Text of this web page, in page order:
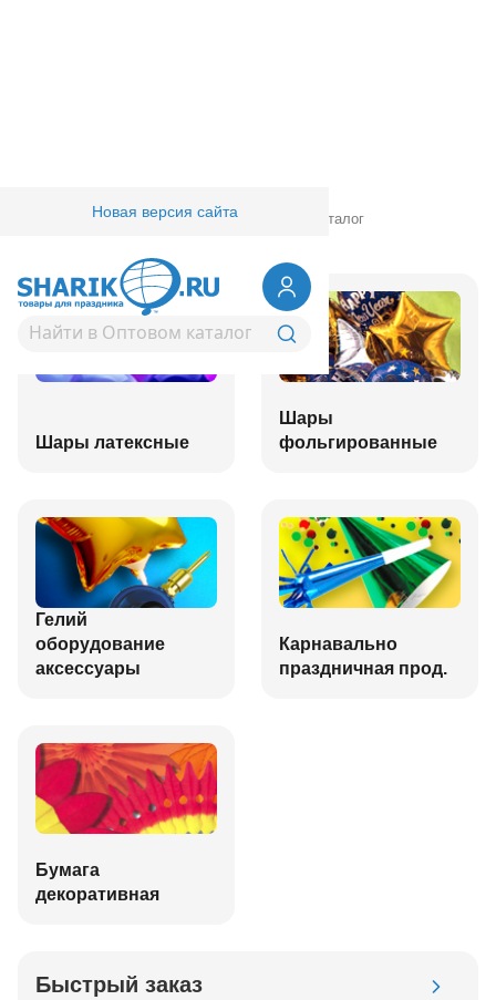
Новая версия сайта
Товары для праздника/ Оптовый каталог
Шары латексные
Шары
фольгированные
Гелий
оборудование
аксессуары
Карнавально
праздничная прод.
Бумага
декоративная
Быстрый заказ